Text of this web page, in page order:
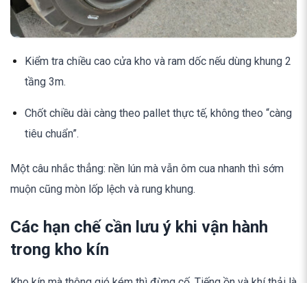
Kiểm tra chiều cao cửa kho và ram dốc nếu dùng khung 2
tầng 3m.
Chốt chiều dài càng theo pallet thực tế, không theo “càng
tiêu chuẩn”.
Một câu nhắc thẳng: nền lún mà vẫn ôm cua nhanh thì sớm
muộn cũng mòn lốp lệch và rung khung.
Các hạn chế cần lưu ý khi vận hành
trong kho kín